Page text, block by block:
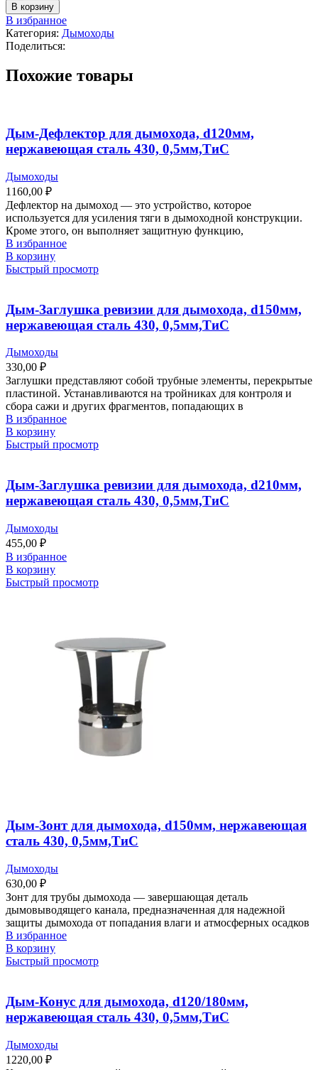
В корзину
В избранное
Категория: Дымоходы
Поделиться:
Похожие товары
Дым-Дефлектор для дымохода, d120мм,
нержавеющая сталь 430, 0,5мм,ТиС
Дымоходы
1160,00 ₽
Дефлектор на дымоход — это устройство, которое
используется для усиления тяги в дымоходной конструкции.
Кроме этого, он выполняет защитную функцию,
В избранное
В корзину
Быстрый просмотр
Дым-Заглушка ревизии для дымохода, d150мм,
нержавеющая сталь 430, 0,5мм,ТиС
Дымоходы
330,00 ₽
Заглушки представляют собой трубные элементы, перекрытые
пластиной. Устанавливаются на тройниках для контроля и
сбора сажи и других фрагментов, попадающих в
В избранное
В корзину
Быстрый просмотр
Дым-Заглушка ревизии для дымохода, d210мм,
нержавеющая сталь 430, 0,5мм,ТиС
Дымоходы
455,00 ₽
В избранное
В корзину
Быстрый просмотр
Дым-Зонт для дымохода, d150мм, нержавеющая
сталь 430, 0,5мм,ТиС
Дымоходы
630,00 ₽
Зонт для трубы дымохода ― завершающая деталь
дымовыводящего канала, предназначенная для надежной
защиты дымохода от попадания влаги и атмосферных осадков
В избранное
В корзину
Быстрый просмотр
Дым-Конус для дымохода, d120/180мм,
нержавеющая сталь 430, 0,5мм,ТиС
Дымоходы
1220,00 ₽